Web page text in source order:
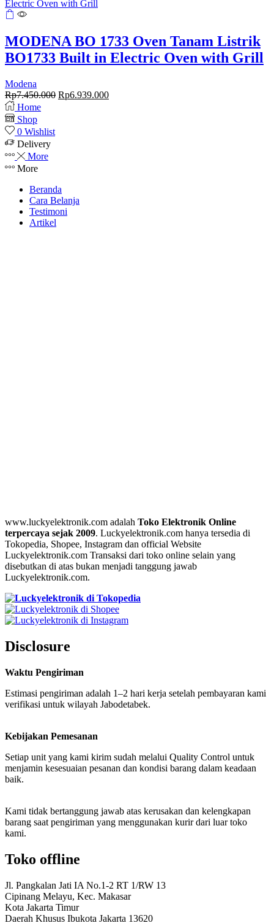
Rp5.900.000.
MODENA BO 1733 Oven Tanam Listrik
BO1733 Built in Electric Oven with Grill
Modena
Rp7.450.000 Original
Rp6.939.000Current
Home
Shop
0 Wishlist
Delivery
More
More
Beranda
Cara Belanja
Testimoni
Artikel
www.luckyelektronik.com adalah Toko Elektronik Online
terpercaya sejak 2009. Luckyelektronik.com hanya tersedia di
Tokopedia, Shopee, Instagram dan official Website
Luckyelektronik.com Transaksi dari toko online selain yang
disebutkan di atas bukan menjadi tanggung jawab
Luckyelektronik.com.
Disclosure
Waktu Pengiriman
Estimasi pengiriman adalah 1–2 hari kerja setelah pembayaran kami
verifikasi untuk wilayah Jabodetabek.
Kebijakan Pemesanan
Setiap unit yang kami kirim sudah melalui Quality Control untuk
menjamin kesesuaian pesanan dan kondisi barang dalam keadaan
baik.
Kami tidak bertanggung jawab atas kerusakan dan kelengkapan
barang saat pengiriman yang menggunakan kurir dari luar toko
kami.
Toko offline
Jl. Pangkalan Jati IA No.1-2 RT 1/RW 13
Cipinang Melayu, Kec. Makasar
Kota Jakarta Timur
Daerah Khusus Ibukota Jakarta 13620